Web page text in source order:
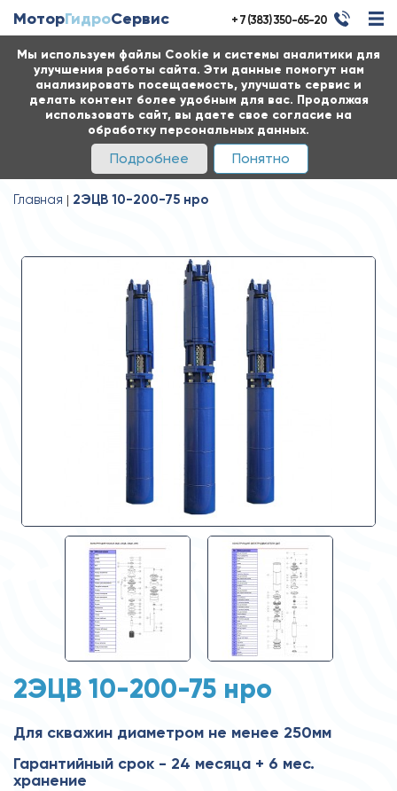
Мы используем файлы Cookie и системы аналитики для
улучшения работы сайта. Эти данные помогут нам
анализировать посещаемость, улучшать сервис и
делать контент более удобным для вас. Продолжая
использовать сайт, вы даете свое согласие на
обработку персональных данных.
Подробнее Понятно
МоторГидроСервис + 7 (383) 350-65-20
Главная 2ЭЦВ 10-200-75 нро
2ЭЦВ 10-200-75 нро
Для скважин диаметром не менее 250мм
Гарантийный срок - 24 месяца + 6 мес.
хранение